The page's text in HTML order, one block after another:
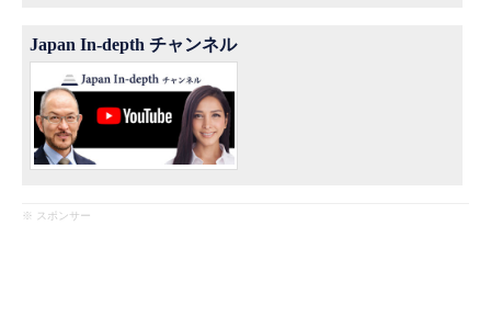
Japan In-depth チャンネル
※ スポンサー